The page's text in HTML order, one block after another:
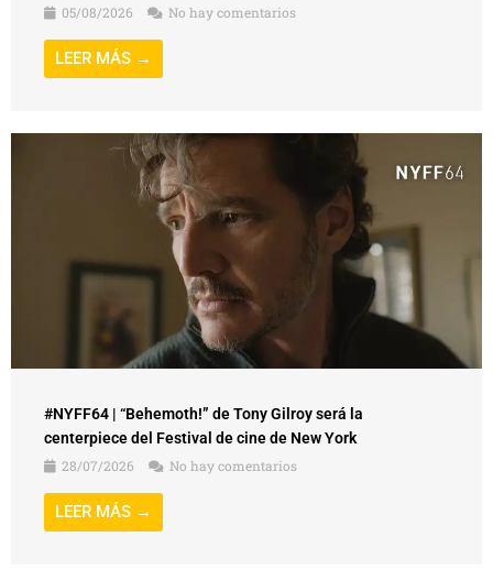
05/08/2026
No hay comentarios
LEER MÁS →
#NYFF64 | “Behemoth!” de Tony Gilroy será la
centerpiece del Festival de cine de New York
28/07/2026
No hay comentarios
LEER MÁS →